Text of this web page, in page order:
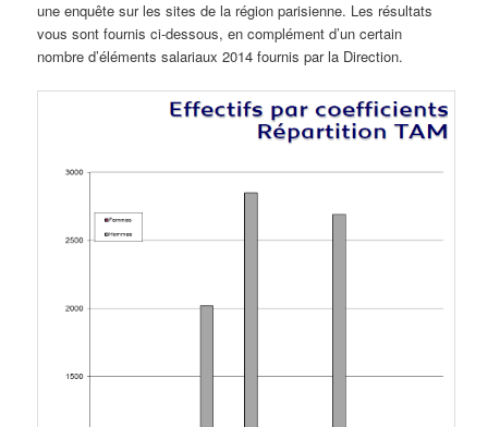
une enquête sur les sites de la région parisienne. Les résultats
vous sont fournis ci-dessous, en complément d’un certain
nombre d’éléments salariaux 2014 fournis par la Direction.